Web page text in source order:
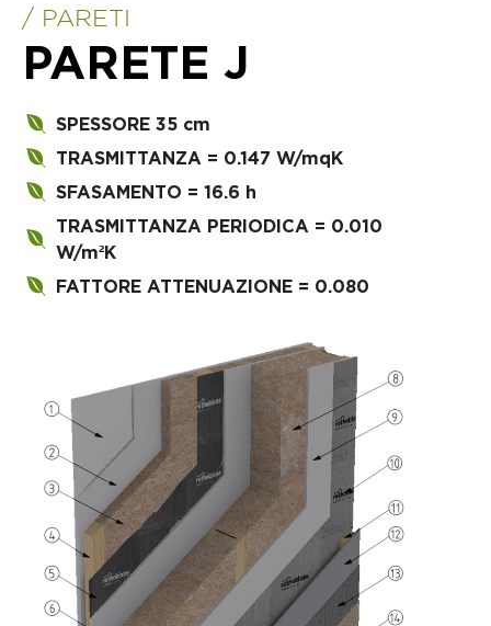
/ PARETI
PARETE J
SPESSORE 35 cm
TRASMITTANZA = 0.147 W/mqK
SFASAMENTO = 16.6 h
TRASMITTANZA PERIODICA = 0.010
W/m²K
FATTORE ATTENUAZIONE = 0.080